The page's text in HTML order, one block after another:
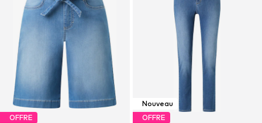
OFFRE
Nouveau
OFFRE